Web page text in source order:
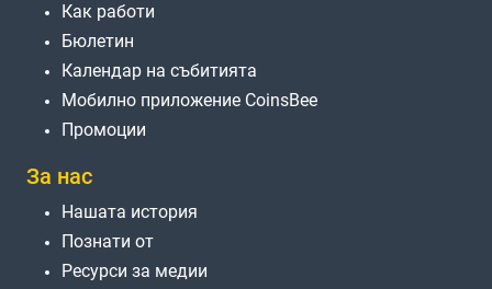
Как работи
Бюлетин
Календар на събитията
Мобилно приложение CoinsBee
Промоции
За нас
Нашата история
Познати от
Ресурси за медии